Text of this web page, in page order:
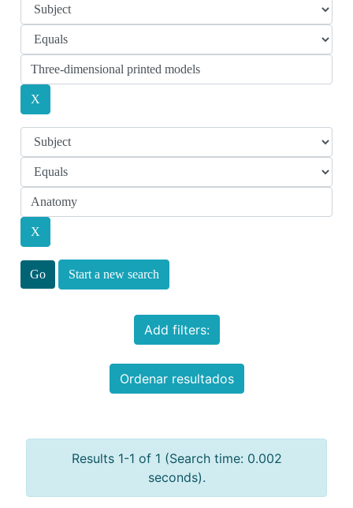
Start a new search
Add filters:
Ordenar resultados
Results 1-1 of 1 (Search time: 0.002
seconds).